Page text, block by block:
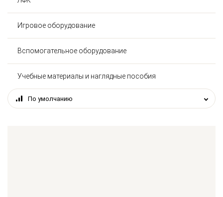
Игровое оборудование
Вспомогательное оборудование
Учебные материалы и наглядные пособия
По умолчанию